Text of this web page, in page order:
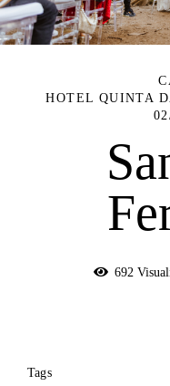
HOTEL QUINTA
692
Tags